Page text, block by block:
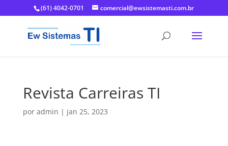
(61) 4042-0701 comercial@ewsistemasti.com.br
Revista Carreiras TI
por admin | jan 25, 2023